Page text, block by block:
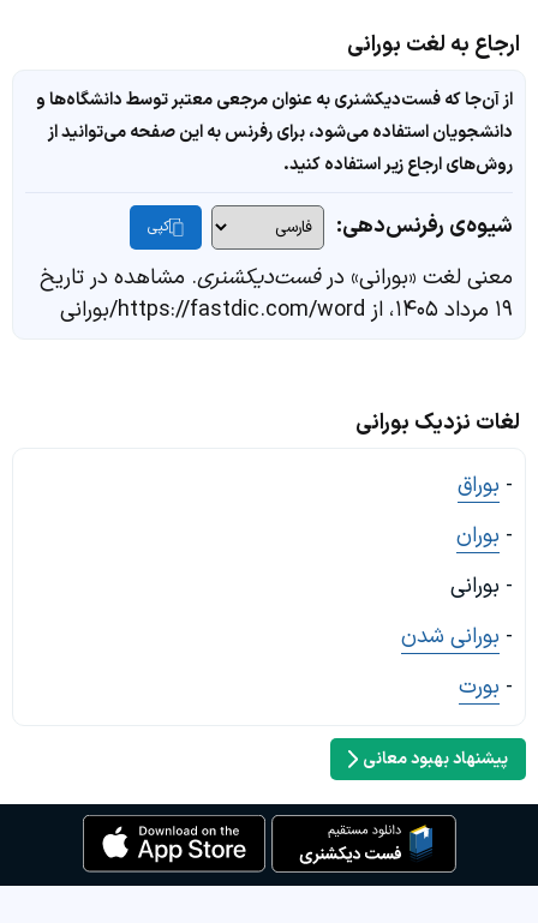
ارجاع به لغت بورانی
از آن‌جا که فست‌دیکشنری به عنوان مرجعی معتبر توسط دانشگاه‌ها و
دانشجویان استفاده می‌شود، برای رفرنس به این صفحه می‌توانید از
روش‌های ارجاع زیر استفاده کنید.
شیوه‌ی رفرنس‌دهی: کپی
معنی لغت «بورانی» درفست‌دیکشنری. مشاهده در تاریخ
۱۹ مرداد ۱۴۰۵، از https://fastdic.com/word/بورانی
لغات نزدیک بورانی
- بوراق
- بوران
- بورانی
- بورانی شدن
- بورت
پیشنهاد بهبود معانی